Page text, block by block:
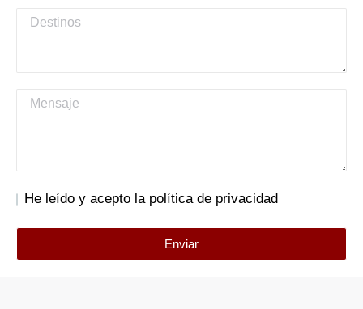
He leído y acepto la política de privacidad
Enviar